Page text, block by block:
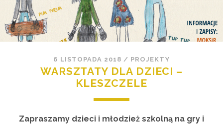
6 LISTOPADA 2018 / PROJEKTY
WARSZTATY DLA DZIECI –
KLESZCZELE
Zapraszamy dzieci i młodzież szkolną na gry i